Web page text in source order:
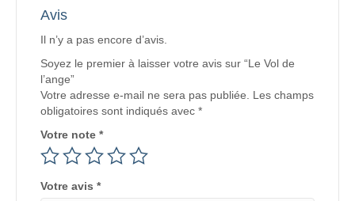
Avis
Il n’y a pas encore d’avis.
Soyez le premier à laisser votre avis sur “Le Vol de
l’ange”
Votre adresse e-mail ne sera pas publiée. Les champs
obligatoires sont indiqués avec *
Votre note *
Votre avis *